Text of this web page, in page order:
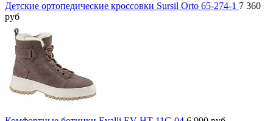
Детские ортопедические кроссовки Sursil Orto 65-274-1 7 360
руб